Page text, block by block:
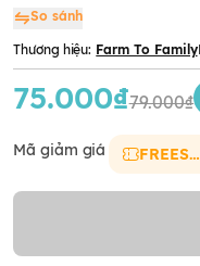
So sánh
Thương hiệu: Farm To Family
75.000₫79.000₫
Mã giảm giá FREESHIP